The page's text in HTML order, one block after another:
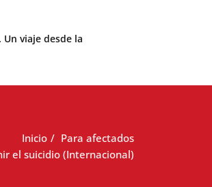
viaje desde la
Inicio
Para afectados
el suicidio (Internacional)